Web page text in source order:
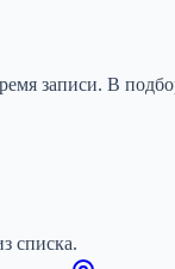
записи. В
списка.